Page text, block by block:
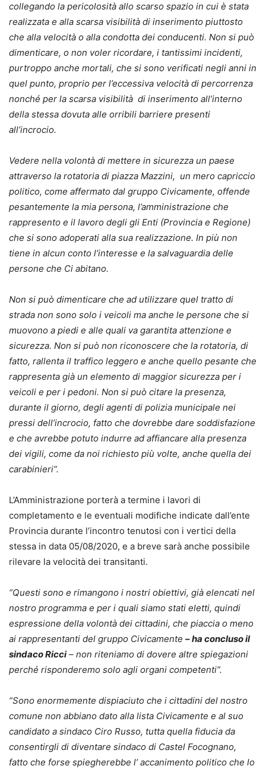
collegando la pericolosità allo scarso spazio in cui è stata
realizzata e alla scarsa visibilità di inserimento piuttosto
che alla velocità o alla condotta dei conducenti. Non si può
dimenticare, o non voler ricordare, i tantissimi incidenti,
purtroppo anche mortali, che si sono verificati negli anni in
quel punto, proprio per l’eccessiva velocità di percorrenza
nonché per la scarsa visibilità di inserimento all’interno
della stessa dovuta alle orribili barriere presenti
all’incrocio.
Vedere nella volontà di mettere in sicurezza un paese
attraverso la rotatoria di piazza Mazzini, un mero capriccio
politico, come affermato dal gruppo Civicamente, offende
pesantemente la mia persona, l’amministrazione che
rappresento e il lavoro degli gli Enti (Provincia e Regione)
che si sono adoperati alla sua realizzazione. In più non
tiene in alcun conto l’interesse e la salvaguardia delle
persone che Ci abitano.
Non si può dimenticare che ad utilizzare quel tratto di
strada non sono solo i veicoli ma anche le persone che si
muovono a piedi e alle quali va garantita attenzione e
sicurezza. Non si può non riconoscere che la rotatoria, di
fatto, rallenta il traffico leggero e anche quello pesante che
rappresenta già un elemento di maggior sicurezza per i
veicoli e per i pedoni. Non si può citare la presenza,
durante il giorno, degli agenti di polizia municipale nei
pressi dell’incrocio, fatto che dovrebbe dare soddisfazione
e che avrebbe potuto indurre ad affiancare alla presenza
dei vigili, come da noi richiesto più volte, anche quella dei
carabinieri”.
L’Amministrazione porterà a termine i lavori di
completamento e le eventuali modifiche indicate dall’ente
Provincia durante l’incontro tenutosi con i vertici della
stessa in data 05/08/2020, e a breve sarà anche possibile
rilevare la velocità dei transitanti.
“Questi sono e rimangono i nostri obiettivi, già elencati nel
nostro programma e per i quali siamo stati eletti, quindi
espressione della volontà dei cittadini, che piaccia o meno
ai rappresentanti del gruppo Civicamente – ha concluso il
sindaco Ricci– non riteniamo di dovere altre spiegazioni
perché risponderemo solo agli organi competenti”.
“Sono enormemente dispiaciuto che i cittadini del nostro
comune non abbiano dato alla lista Civicamente e al suo
candidato a sindaco Ciro Russo, tutta quella fiducia da
consentirgli di diventare sindaco di Castel Focognano,
fatto che forse spiegherebbe l’ accanimento politico che lo